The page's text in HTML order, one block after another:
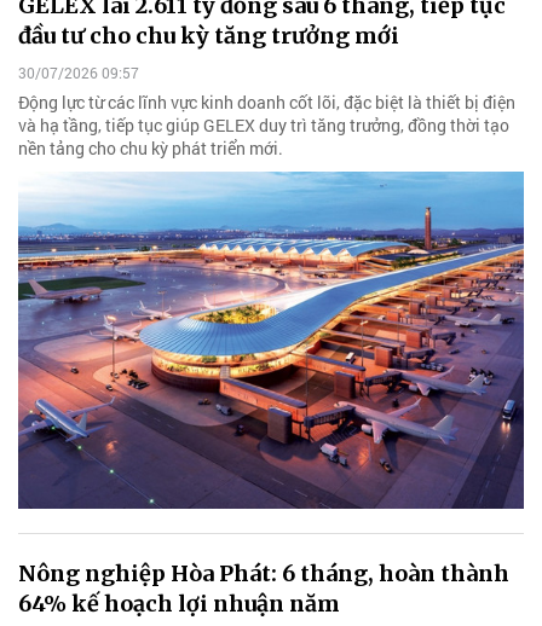
đầu tư cho chu kỳ tăng trưởng mới
30/07/2026 09:57
Động lực từ các lĩnh vực kinh doanh cốt lõi, đặc biệt là thiết bị điện
và hạ tầng, tiếp tục giúp GELEX duy trì tăng trưởng, đồng thời tạo
nền tảng cho chu kỳ phát triển mới.
Nông nghiệp Hòa Phát: 6 tháng, hoàn thành
64% kế hoạch lợi nhuận năm